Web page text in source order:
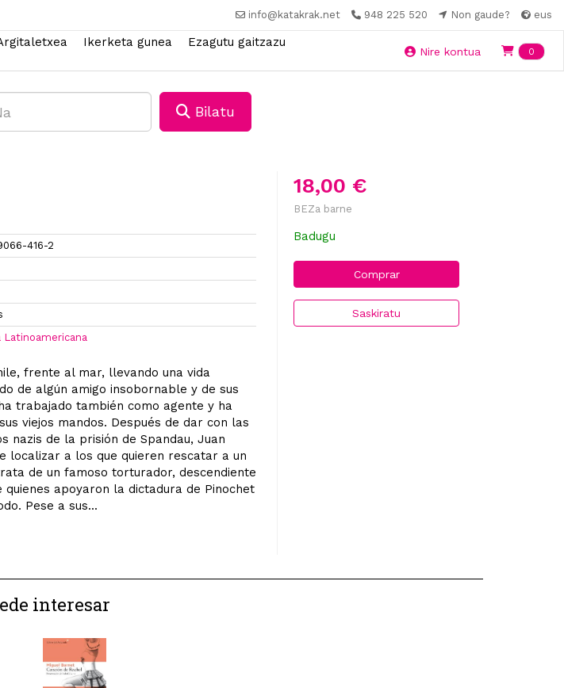
info@katakrak.net 948 225 520 Non gaude? eus
Ikerketa gunea
Ezagutu gaitzazu
Nire kontua 0
Bilatu
18,00 €
BEZa barne
Badugu
Comprar
Saskiratu
416-2
Latinoamericana
frente al mar, llevando una vida
de algún amigo insobornable y de sus
trabajado también como agente y ha
viejos mandos. Después de dar con las
nazis de la prisión de Spandau, Juan
localizar a los que quieren rescatar a un
de un famoso torturador, descendiente
apoyaron la dictadura de Pinochet
Pese a sus...
interesar